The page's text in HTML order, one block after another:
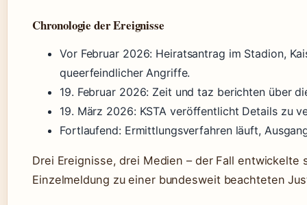
Chronologie der Ereignisse
Vor Februar 2026: Heiratsantrag im Stadion,
queerfeindlicher Angriffe.
19. Februar 2026: Zeit und taz berichten über
19. März 2026: KSTA veröffentlicht Details zu
Fortlaufend: Ermittlungsverfahren läuft,
Drei Ereignisse, drei Medien – der Fall
Einzelmeldung zu einer bundesweit beachteten